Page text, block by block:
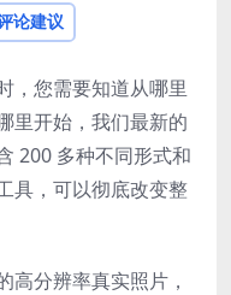
论建议
，您需要知道从哪里
里开始，我们最新的
200 多种不同形式和
具，可以彻底改变整
高分辨率真实照片，